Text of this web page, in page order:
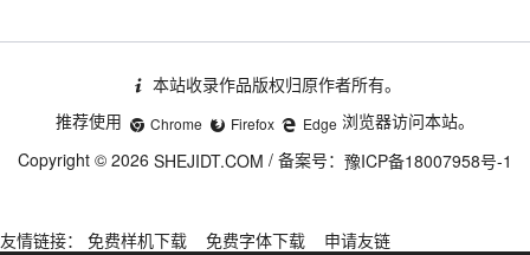
本站收录作品版权归原作者所有。
推荐使用
Chrome Firefox Edge 浏览器访问本站。
Copyright © 2026 SHEJIDT.COM / 备案号： 豫ICP备18007958号-1
友情链接： 免费样机下载 免费字体下载 申请友链